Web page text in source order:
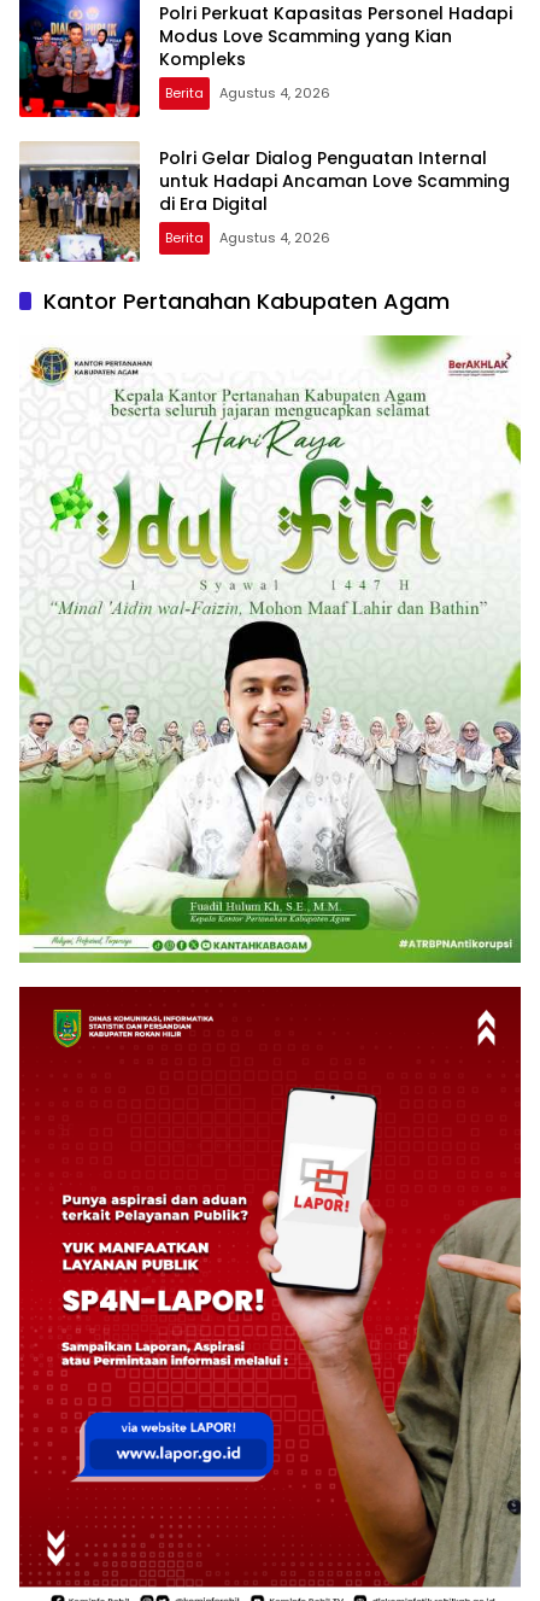
Polri Perkuat Kapasitas Personel Hadapi
Modus Love Scamming yang Kian
Kompleks
Berita Agustus 4, 2026
Polri Gelar Dialog Penguatan Internal
untuk Hadapi Ancaman Love Scamming
di Era Digital
Berita Agustus 4, 2026
Kantor Pertanahan Kabupaten Agam